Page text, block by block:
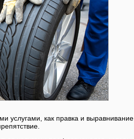
услугами, как правка и выравнивание